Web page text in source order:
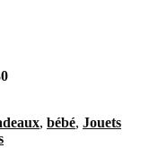
, bébé, Jouets